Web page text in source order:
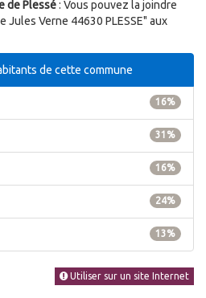
de Plessé: Vous pouvez la joindre
Jules Verne 44630 PLESSE" aux
de cette commune
16%
31%
16%
24%
13%
Utiliser sur un site Internet